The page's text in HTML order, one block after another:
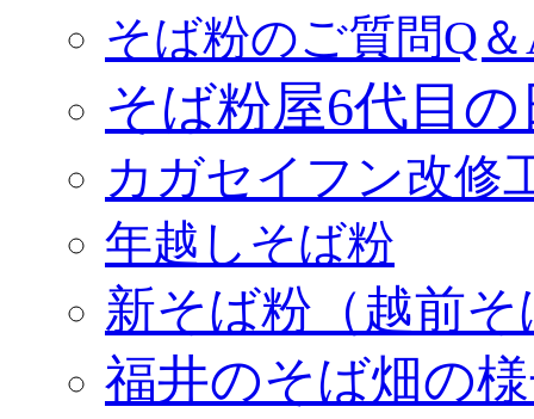
そば粉のご質問Q
そば粉屋6代目
カガセイフン改修
年越しそば粉
新そば粉（越前そ
福井のそば畑の